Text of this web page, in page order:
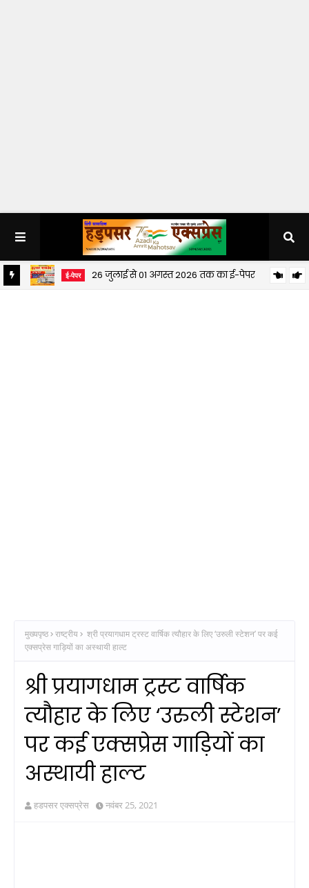
ई-पेपर 26 जुलाई से 01 अगस्त 2026 तक का ई-पेपर
मुख्यपृष्ठ राष्ट्रीय
श्री प्रयागधाम ट्रस्ट वार्षिक त्यौहार के लिए ‘उरुली स्टेशन’ पर कई
एक्सप्रेस गाड़ियों का अस्थायी हाल्ट
श्री प्रयागधाम ट्रस्ट वार्षिक
त्यौहार के लिए ‘उरुली स्टेशन’
पर कई एक्सप्रेस गाड़ियों का
अस्थायी हाल्ट
हडपसर एक्सप्रेस नवंबर 25, 2021